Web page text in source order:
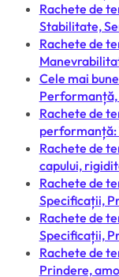
Rachete de
Stabilitate,
Rachete de
Cele mai
Rachete de
performanță:
Rachete de
capului,
Rachete de
Specificații,
Rachete de
Specificații,
Rachete de
Prindere,